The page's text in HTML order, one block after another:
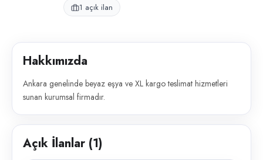
1 açık ilan
Hakkımızda
Ankara genelinde beyaz eşya ve XL kargo teslimat hizmetleri
sunan kurumsal firmadır.
Açık İlanlar (1)